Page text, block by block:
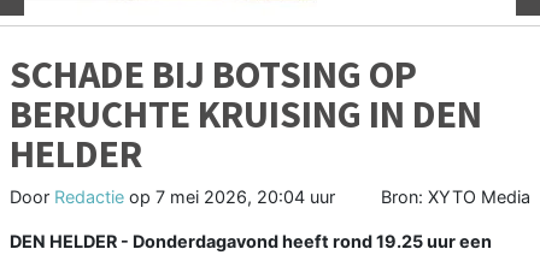
SCHADE BIJ BOTSING OP
BERUCHTE KRUISING IN DEN
HELDER
Door Redactie op 7 mei 2026, 20:04 uur Bron: XYTO Media
DEN HELDER - Donderdagavond heeft rond 19.25 uur een